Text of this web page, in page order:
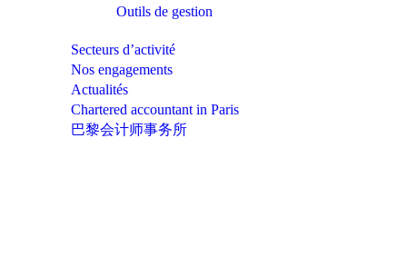
Outils de gestion
Secteurs d’activité
Nos engagements
Actualités
Chartered accountant in Paris
巴黎会计师事务所